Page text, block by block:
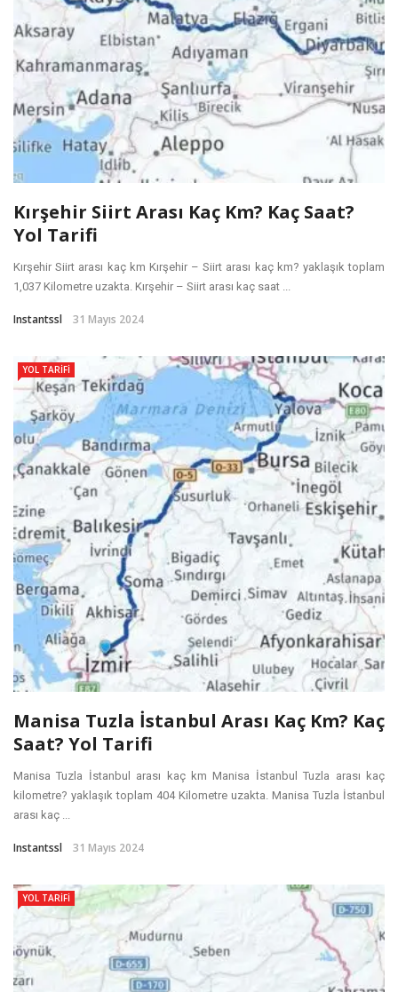
Kırşehir Siirt Arası Kaç Km? Kaç Saat?
Yol Tarifi
Kırşehir Siirt arası kaç km Kırşehir – Siirt arası kaç km? yaklaşık toplam
1,037 Kilometre uzakta. Kırşehir – Siirt arası kaç saat ...
Instantssl 31 Mayıs 2024
YOL TARIFI
Manisa Tuzla İstanbul Arası Kaç Km? Kaç
Saat? Yol Tarifi
Manisa Tuzla İstanbul arası kaç km Manisa İstanbul Tuzla arası kaç
kilometre? yaklaşık toplam 404 Kilometre uzakta. Manisa Tuzla İstanbul
arası kaç ...
Instantssl 31 Mayıs 2024
YOL TARIFI